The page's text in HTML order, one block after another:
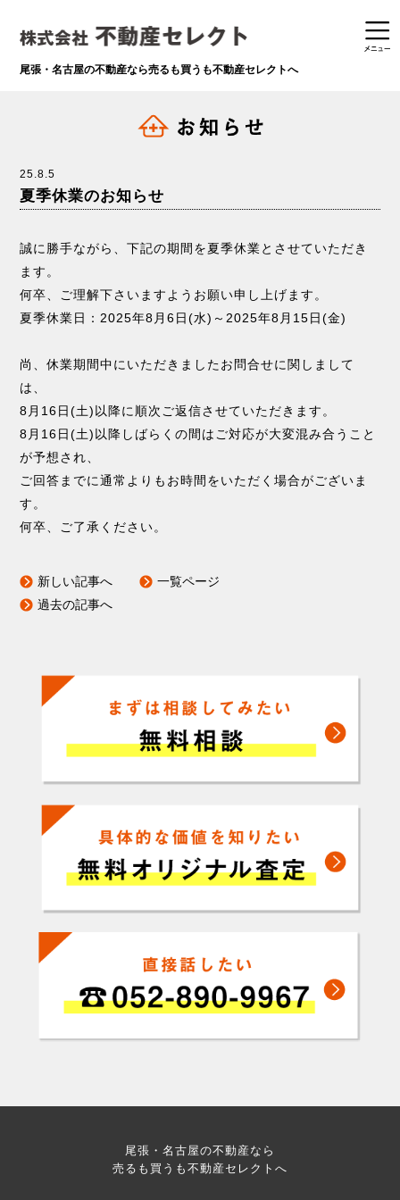
尾張・名古屋の不動産なら売るも買うも不動産セレクトへ
25.8.5
夏季休業のお知らせ
誠に勝手ながら、下記の期間を夏季休業とさせていただき
ます。
何卒、ご理解下さいますようお願い申し上げます。
夏季休業日：2025年8月6日(水)～2025年8月15日(金)
尚、休業期間中にいただきましたお問合せに関しまして
は、
8月16日(土)以降に順次ご返信させていただきます。
8月16日(土)以降しばらくの間はご対応が大変混み合うこと
が予想され、
ご回答までに通常よりもお時間をいただく場合がございま
す。
何卒、ご了承ください。
新しい記事へ
一覧ページ
過去の記事へ
尾張・名古屋の不動産なら
売るも買うも不動産セレクトへ